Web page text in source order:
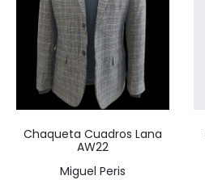
Chaqueta Cuadros Lana
AW22
Miguel Peris